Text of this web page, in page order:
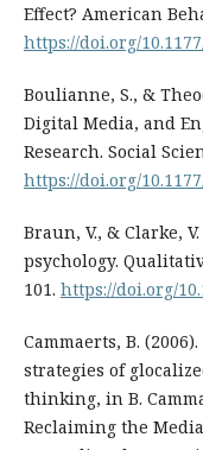
Effect? American
https://doi.org/
Boulianne, S., &
Digital Media, and
Research. Social
https://doi.org/
Braun, V., & Clarke,
psychology.
101. https://doi.org/
Cammaerts, B.
strategies of
thinking, in B.
Reclaiming the